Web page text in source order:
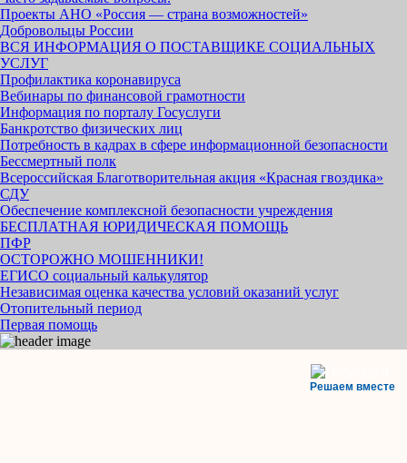
Проекты АНО «Россия — страна возможностей»
Добровольцы России
ВСЯ ИНФОРМАЦИЯ О ПОСТАВЩИКЕ СОЦИАЛЬНЫХ
УСЛУГ
Профилактика коронавируса
Вебинары по финансовой грамотности
Информация по порталу Госуслуги
Банкротство физических лиц
Потребность в кадрах в сфере информационной безопасности
Бессмертный полк
Всероссийская Благотворительная акция «Красная гвоздика»
СДУ
Обеспечение комплексной безопасности учреждения
БЕСПЛАТНАЯ ЮРИДИЧЕСКАЯ ПОМОЩЬ
ПФР
ОСТОРОЖНО МОШЕННИКИ!
ЕГИСО социальный калькулятор
Независимая оценка качества условий оказаний услуг
Отопительный период
Первая помощь
Решаем вместе